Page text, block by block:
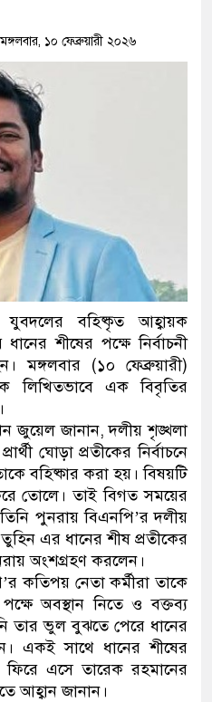
১০ ফেব্রুয়ারী ২০২৬
বহিষ্কৃত আহ্বায়ক
শীষের পক্ষে নির্বাচনী
মঙ্গলবার (১০ ফেব্রুয়ারী)
লিখিতভাবে এক বিবৃতির
জুয়েল জানান, দলীয় শৃঙ্খলা
ঘোড়া প্রতীকের নির্বাচনে
বহিষ্কার করা হয়। বিষয়টি
তোলে। তাই বিগত সময়ের
তিনি পুনরায় বিএনপি’র দলীয়
তুহিন এর ধানের শীষ প্রতীকের
অংশগ্রহণ করলেন।
কতিপয় নেতা কর্মীরা তাকে
অবস্থান নিতে ও বক্তব্য
তার ভুল বুঝতে পেরে ধানের
একই সাথে ধানের শীষের
ফিরে এসে তারেক রহমানের
আহ্বান জানান।